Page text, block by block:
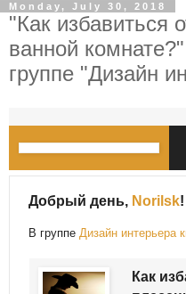
Monday, July 30, 2018
"Как избавиться
ванной
группе "Дизайн
Добрый день, Norilsk!
В группе Дизайн интерьера
Как